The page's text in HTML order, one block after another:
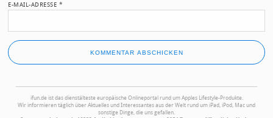
E-MAIL-ADRESSE *
ifun.de ist das dienstälteste europäische Onlineportal rund um Apples Lifestyle-Produkte.
Wir informieren täglich über Aktuelles und Interessantes aus der Welt rund um iPad, iPod, Mac und
sonstige Dinge, die uns gefallen.